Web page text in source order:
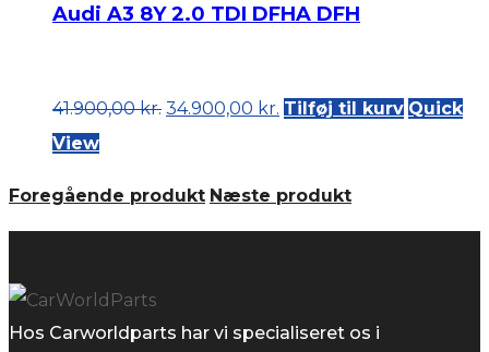
Audi A3 8Y 2.0 TDI DFHA DFH
41.900,00kr. Original
34.900,00 kr. Current
Tilføj til kurv Quick
View
Foregående produkt Næste produkt
Hos Carworldparts har vi specialiseret os i